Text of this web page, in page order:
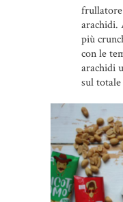
frullatore
arachidi.
più
con le
arachidi
sul